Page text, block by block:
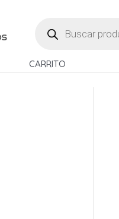
PRODUCTOS
CARRITO